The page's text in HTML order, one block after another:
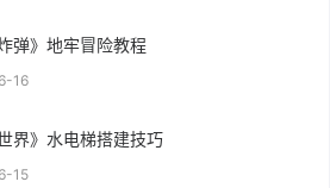
弹》地牢冒险教程
16
界》水电梯搭建技巧
15